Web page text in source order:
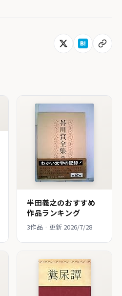
半田義之のおすすめ
作品ランキング
3作品 · 更新 2026/7/28